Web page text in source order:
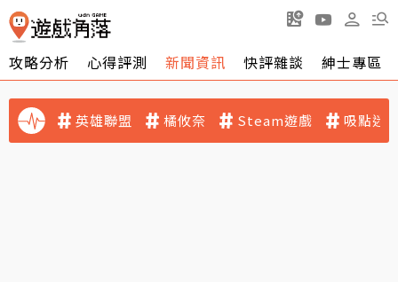
攻略分析 心得評測 新聞資訊 快評雜談 紳士專區
英雄聯盟 橘攸奈 Steam遊戲 吸點迷